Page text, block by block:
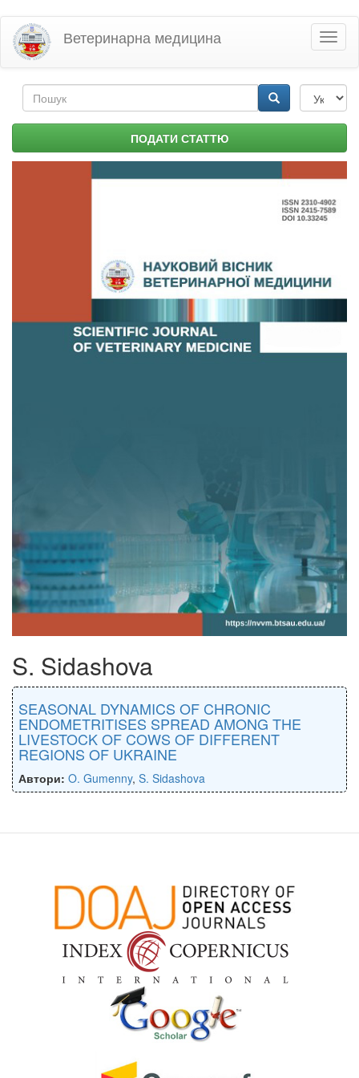
Перейти
основного
матеріалу
Ветеринарна медицина
Пошукова
форма ПОДАТИ СТАТТЮ
S. Sidashova
SEASONAL DYNAMICS OF CHRONIC
ENDOMETRITISES SPREAD AMONG THE
LIVESTOCK OF COWS OF DIFFERENT
REGIONS OF UKRAINE
Автори: O. Gumenny, S. Sidashova